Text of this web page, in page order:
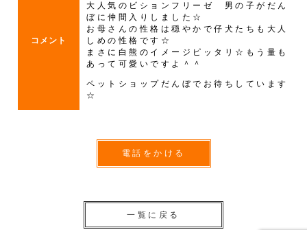
コメント
大人気のビションフリーゼ 男の子がだん
ぼに仲間入りしました☆
お母さんの性格は穏やかで仔犬たちも大人
しめの性格です☆
まさに白熊のイメージピッタリ☆もう量も
あって可愛いですよ＾＾
ペットショップだんぼでお待ちしています
☆
電話をかける
一覧に戻る